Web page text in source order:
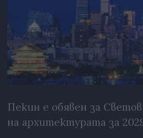
Пекин е обявен за
на архитектурата за